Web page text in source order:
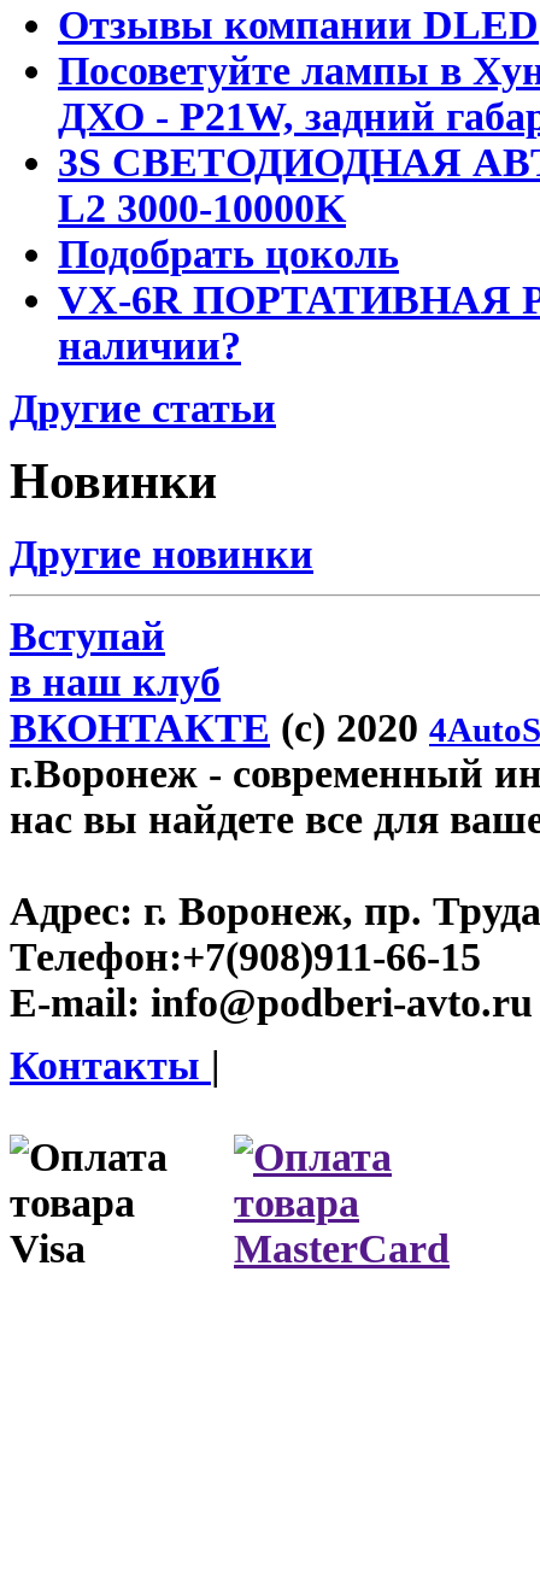
Отзывы компании DLED
Посоветуйте лампы в
ДХО - P21W, задний
3S СВЕТОДИОДНАЯ
L2 3000-10000K
Подобрать цоколь
VX-6R ПОРТАТИВНАЯ
наличии?
Другие статьи
Новинки
Другие новинки
Вступай
в наш клуб
ВКОНТАКТЕ (c) 2020
г.Воронеж - современный
нас вы найдете все для
Адрес: г. Воронеж, пр.
Телефон:+7(908)911-66-15
E-mail: info@podberi-avto.ru
Контакты |